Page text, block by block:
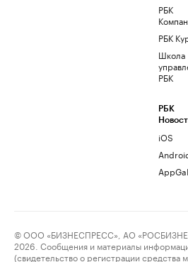
РБК
РБК
Школа
РБК
РБК
iOS
© ООО «БИЗНЕСПРЕСС», АО
2026. Сообщения и материалы
(свидетельство о регистрации средства